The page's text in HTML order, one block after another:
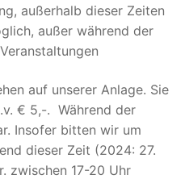
außerhalb dieser Zeiten
außer während der
auf unserer Anlage. Sie
€ 5,-. Während der
Insofer bitten wir um
dieser Zeit (2024: 27.
zwischen 17-20 Uhr